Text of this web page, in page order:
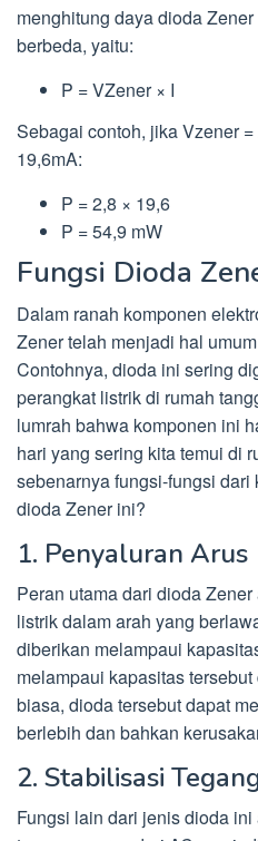
menghitung daya dioda
berbeda, yaitu:
P = VZener × I
Sebagai contoh, jika Vzener
19,6mA:
P = 2,8 × 19,6
P = 54,9 mW
Fungsi Dioda
Dalam ranah komponen
Zener telah menjadi hal
Contohnya, dioda ini sering
perangkat listrik di rumah
lumrah bahwa komponen ini
hari yang sering kita temui di
sebenarnya fungsi-fungsi
dioda Zener ini?
1. Penyaluran Arus
Peran utama dari dioda
listrik dalam arah yang
diberikan melampaui
melampaui kapasitas
biasa, dioda tersebut dapat
berlebih dan bahkan
2. Stabilisasi
Fungsi lain dari jenis dioda